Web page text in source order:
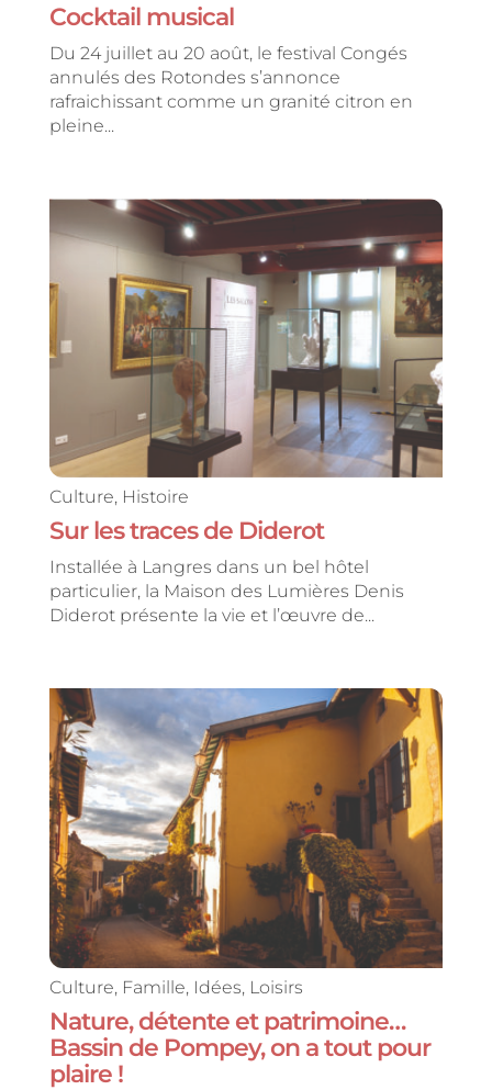
Cocktail musical
Du 24 juillet au 20 août, le festival Congés
annulés des Rotondes s’annonce
rafraichissant comme un granité citron en
pleine...
Culture, Histoire
Sur les traces de Diderot
Installée à Langres dans un bel hôtel
particulier, la Maison des Lumières Denis
Diderot présente la vie et l’œuvre de...
Culture, Famille, Idées, Loisirs
Nature, détente et patrimoine…
Bassin de Pompey, on a tout pour
plaire !